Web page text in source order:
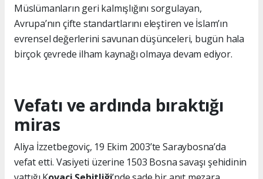
Müslümanların geri kalmışlığını sorgulayan,
Avrupa’nın çifte standartlarını eleştiren ve İslam’ın
evrensel değerlerini savunan düşünceleri, bugün hala
birçok çevrede ilham kaynağı olmaya devam ediyor.
Vefatı ve ardında bıraktığı
miras
Aliya İzzetbegoviç, 19 Ekim 2003’te Saraybosna’da
vefat etti. Vasiyeti üzerine 1503 Bosna savaşı şehidinin